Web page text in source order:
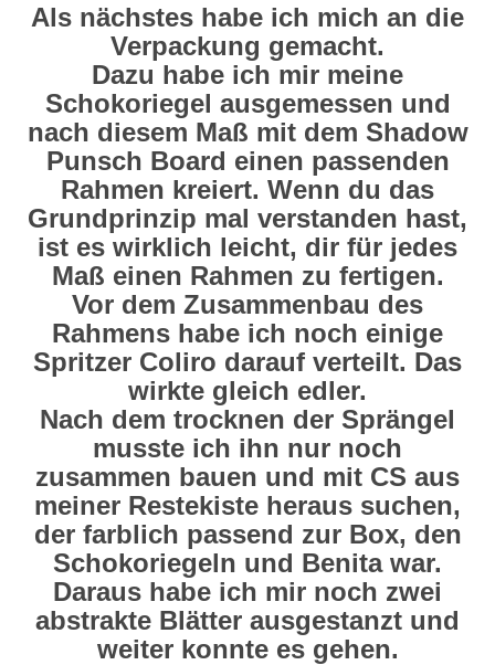
Als nächstes habe ich mich an die
Verpackung gemacht.
Dazu habe ich mir meine
Schokoriegel ausgemessen und
nach diesem Maß mit dem Shadow
Punsch Board einen passenden
Rahmen kreiert. Wenn du das
Grundprinzip mal verstanden hast,
ist es wirklich leicht, dir für jedes
Maß einen Rahmen zu fertigen.
Vor dem Zusammenbau des
Rahmens habe ich noch einige
Spritzer Coliro darauf verteilt. Das
wirkte gleich edler.
Nach dem trocknen der Sprängel
musste ich ihn nur noch
zusammen bauen und mit CS aus
meiner Restekiste heraus suchen,
der farblich passend zur Box, den
Schokoriegeln und Benita war.
Daraus habe ich mir noch zwei
abstrakte Blätter ausgestanzt und
weiter konnte es gehen.